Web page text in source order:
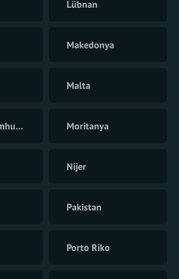
Lübnan
Makedonya
Malta
Moldovya Cumhuriyeti Moritanya
Nijer
Pakistan
Porto Riko